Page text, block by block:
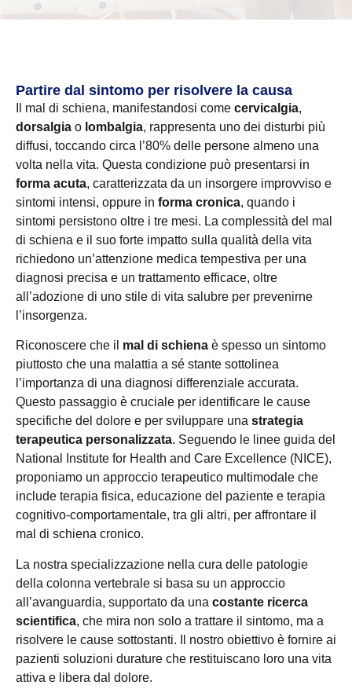
Partire dal sintomo per risolvere la causa
Il mal di schiena, manifestandosi come cervicalgia,
dorsalgia o lombalgia, rappresenta uno dei disturbi più
diffusi, toccando circa l’80% delle persone almeno una
volta nella vita. Questa condizione può presentarsi in
forma acuta, caratterizzata da un insorgere improvviso e
sintomi intensi, oppure in forma cronica, quando i
sintomi persistono oltre i tre mesi. La complessità del mal
di schiena e il suo forte impatto sulla qualità della vita
richiedono un’attenzione medica tempestiva per una
diagnosi precisa e un trattamento efficace, oltre
all’adozione di uno stile di vita salubre per prevenirne
l’insorgenza.
Riconoscere che il mal di schiena è spesso un sintomo
piuttosto che una malattia a sé stante sottolinea
l’importanza di una diagnosi differenziale accurata.
Questo passaggio è cruciale per identificare le cause
specifiche del dolore e per sviluppare una strategia
terapeutica personalizzata. Seguendo le linee guida del
National Institute for Health and Care Excellence (NICE),
proponiamo un approccio terapeutico multimodale che
include terapia fisica, educazione del paziente e terapia
cognitivo-comportamentale, tra gli altri, per affrontare il
mal di schiena cronico.
La nostra specializzazione nella cura delle patologie
della colonna vertebrale si basa su un approccio
all’avanguardia, supportato da una costante ricerca
scientifica, che mira non solo a trattare il sintomo, ma a
risolvere le cause sottostanti. Il nostro obiettivo è fornire ai
pazienti soluzioni durature che restituiscano loro una vita
attiva e libera dal dolore.